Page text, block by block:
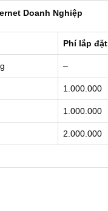
Doanh Nghiệp
Phí lắp đặt
–
1.000.000
1.000.000
2.000.000